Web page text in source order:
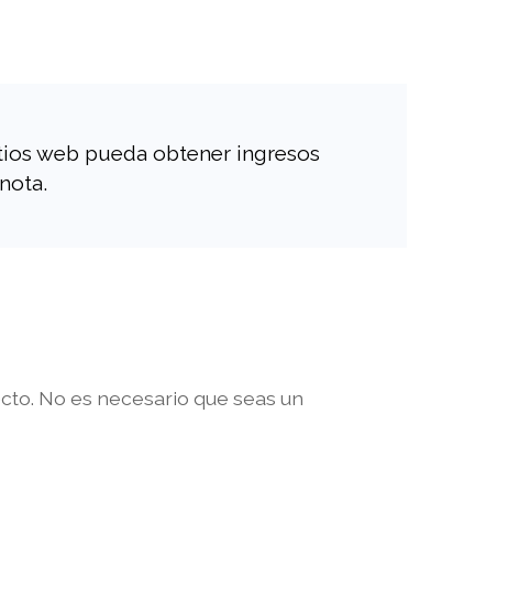
web pueda obtener ingresos
No es necesario que seas un